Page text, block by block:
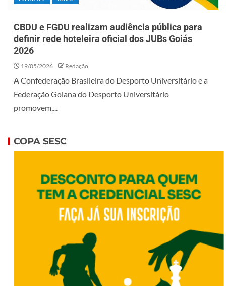
CBDU e FGDU realizam audiência pública para
definir rede hoteleira oficial dos JUBs Goiás
2026
19/05/2026 Redação
A Confederação Brasileira do Desporto Universitário e a
Federação Goiana do Desporto Universitário
promovem,...
COPA SESC